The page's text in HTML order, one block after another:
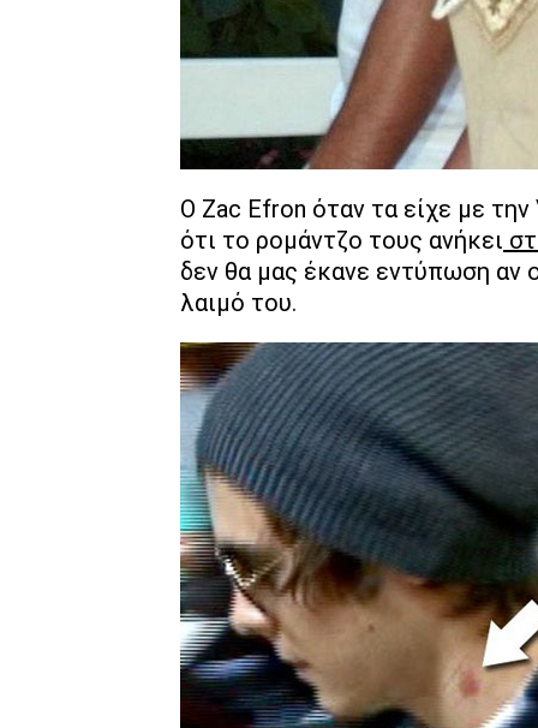
O Zac Efron όταν τα είχε με
ότι το ρομάντζο τους ανήκει
δεν θα μας έκανε εντύπωση αν
λαιμό του.